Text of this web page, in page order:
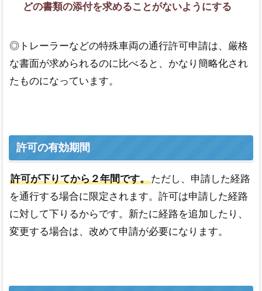
どの書類の添付を求めることがないようにする
◎トレーラーなどの特殊車両の通行許可申請は、厳格
な書面が求められるのに比べると、かなり簡略化され
たものになっています。
許可の有効期間
許可が下りてから２年間です。ただし、申請した経路
を通行する場合に限定されます。許可は申請した経路
に対して下りるからです。新たに経路を追加したり、
変更する場合は、改めて申請が必要になります。